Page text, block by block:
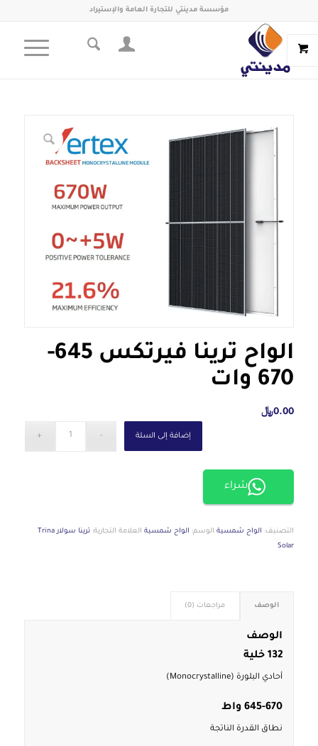
مؤسسة مدينتي للتجارة العامة والإستيراد
الواح ترينا فيرتكس 645-
670 وات
0.00﷼
إضافة إلى السلة
شراء
التصنيف: الواح شمسية الوسم: الواح شمسية العلامة التجارية:
ترينا سولار Trina
Solar
الوصف مراجعات (0)
الوصف
132 خلية
أحادي البلورة (Monocrystalline)
645-670 واط
نطاق القدرة الناتجة